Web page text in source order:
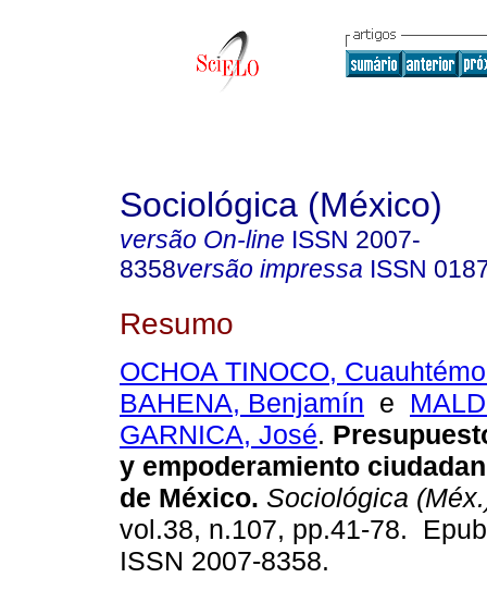
Sociológica (México)
versão On-line ISSN 2007-
8358versão impressa ISSN
Resumo
OCHOA TINOCO,
BAHENA, Benjamín e
GARNICA, José.
y empoderamiento
de México. Sociológica
vol.38, n.107, pp.41-78.
ISSN 2007-8358.